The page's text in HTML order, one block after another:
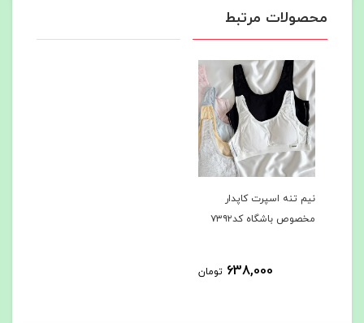
محصولات مرتبط
نیم تنه اسپرت کاپدار
مخصوص باشگاه کد۷۳۹۲
638,000 تومان